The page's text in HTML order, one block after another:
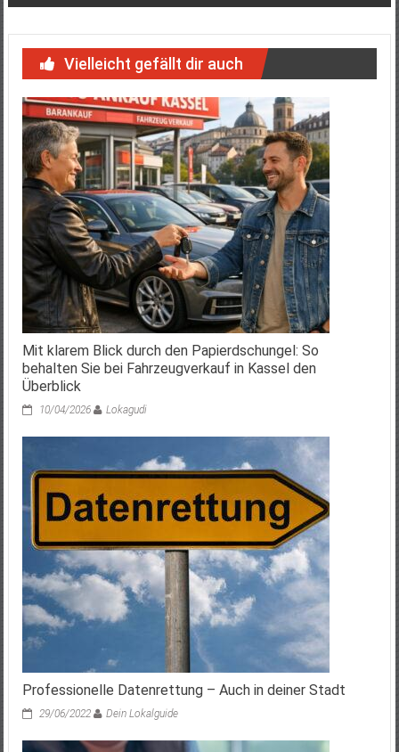
Vielleicht gefällt dir auch
Mit klarem Blick durch den Papierdschungel: So
behalten Sie bei Fahrzeugverkauf in Kassel den
Überblick
10/04/2026 Lokagudi
Professionelle Datenrettung – Auch in deiner Stadt
29/06/2022 Dein Lokalguide